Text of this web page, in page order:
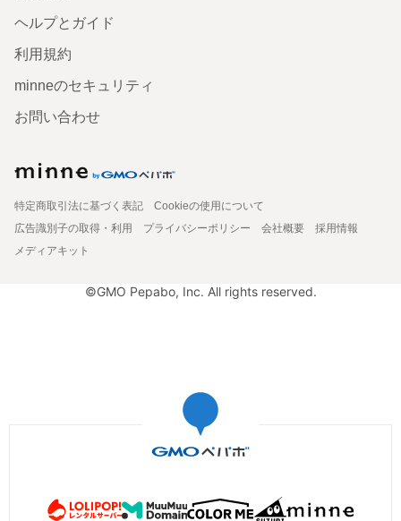
ヘルプとガイド
利用規約
minneのセキュリティ
お問い合わせ
特定商取引法に基づく表記
Cookieの使用について
広告識別子の取得・利用
プライバシーポリシー 会社概要
採用情報
メディアキット
©GMO Pepabo, Inc. All rights reserved.